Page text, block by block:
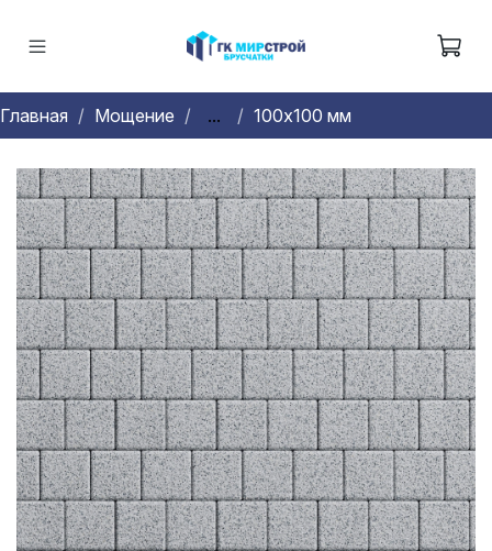
Главная Мощение ... 100х100 мм